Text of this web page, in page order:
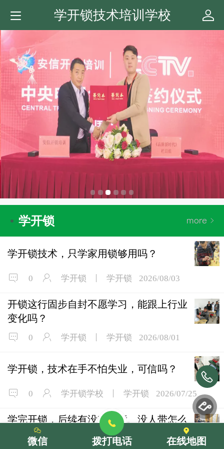
学开锁技术培训学校
学开锁
学开锁技术，只学家用锁够用吗？
0 学开锁 学开锁 2026/08/03
开锁这行固步自封不愿学习，能跟上行业
变化吗？
0 学开锁 学开锁 2026/08/01
学开锁，技术在手不怕失业，可信吗？
0 学开锁学校 学开锁 2026/07/25
学完开锁，后续有没有保障、没人带怎么
微信 拨打电话 在线地图